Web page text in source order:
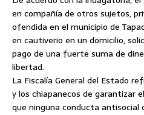
en compañía de otros sujetos,
ofendida en el municipio de
en cautiverio en un domicilio,
pago de una fuerte suma de
libertad.
La Fiscalía General del Estado
y los chiapanecos de garantizar
que ninguna conducta antisocial